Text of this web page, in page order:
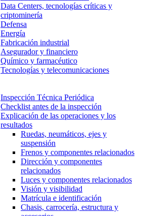
Data Centers, tecnologías críticas y
criptominería
Defensa
Energía
Fabricación industrial
Asegurador y financiero
Químico y farmacéutico
Tecnologías y telecomunicaciones
Inspección Técnica Periódica
Checklist antes de la inspección
Explicación de las operaciones y los
resultados
Ruedas, neumáticos, ejes y
suspensión
Frenos y componentes relacionados
Dirección y componentes
relacionados
Luces y componentes relacionados
Visión y visibilidad
Matrícula e identificación
Chasis, carrocería, estructura y